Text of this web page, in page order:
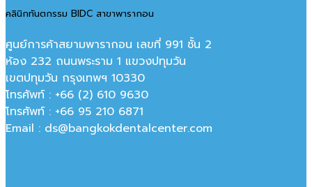
คลินิกทันตกรรม BIDC สาขาพารากอน
ศูนย์การค้าสยามพารากอน เลขที่ 991 ชั้น 2
ห้อง 232 ถนนพระราม 1 แขวงปทุมวัน
เขตปทุมวัน กรุงเทพฯ 10330
โทรศัพท์ : +66 (2) 610 9630
โทรศัพท์ : +66 95 210 6871
Email : ds@bangkokdentalcenter.com